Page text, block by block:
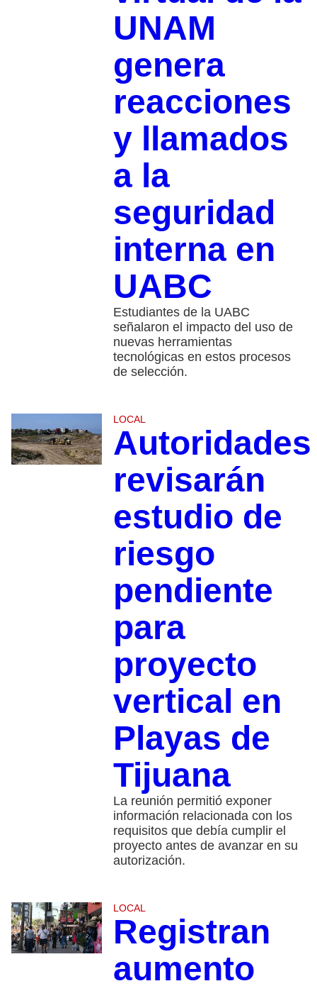
UNAM
genera
reacciones
y llamados
a la
seguridad
interna en
UABC
Estudiantes de la UABC
señalaron el impacto del uso de
nuevas herramientas
tecnológicas en estos procesos
de selección.
LOCAL
Autoridades
revisarán
estudio de
riesgo
pendiente
para
proyecto
vertical en
Playas de
Tijuana
La reunión permitió exponer
información relacionada con los
requisitos que debía cumplir el
proyecto antes de avanzar en su
autorización.
LOCAL
Registran
aumento